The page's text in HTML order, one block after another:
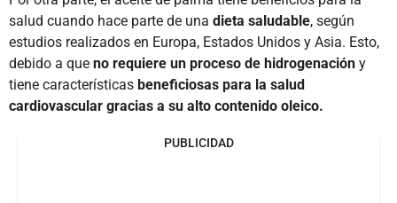
salud cuando hace parte de una dieta saludable, según
estudios realizados en Europa, Estados Unidos y Asia. Esto,
debido a que no requiere un proceso de hidrogenación y
tiene características beneficiosas para la salud
cardiovascular gracias a su alto contenido oleico.
PUBLICIDAD